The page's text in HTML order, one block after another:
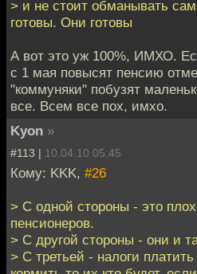
> и не стоит обманывать
готовы. Они готовы
А вот это уж 100%, ИМХО.
с 1 мая повысят пенсию
"коммуняки" побузят
все. Всем все пох, имхо.
Kyon »
#113 | 10.04.10 05:45
Кому: KKK, #26
> С одной стороны - это
пенсионеров.
> С другой стороны - они и
> С третьей - налоги